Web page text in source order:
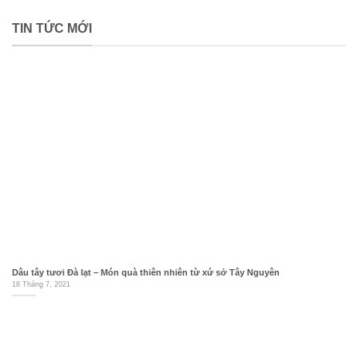
TIN TỨC MỚI
Dâu tây tươi Đà lạt – Món quà thiên nhiên từ xứ sở Tây Nguyên
18 Tháng 7, 2021